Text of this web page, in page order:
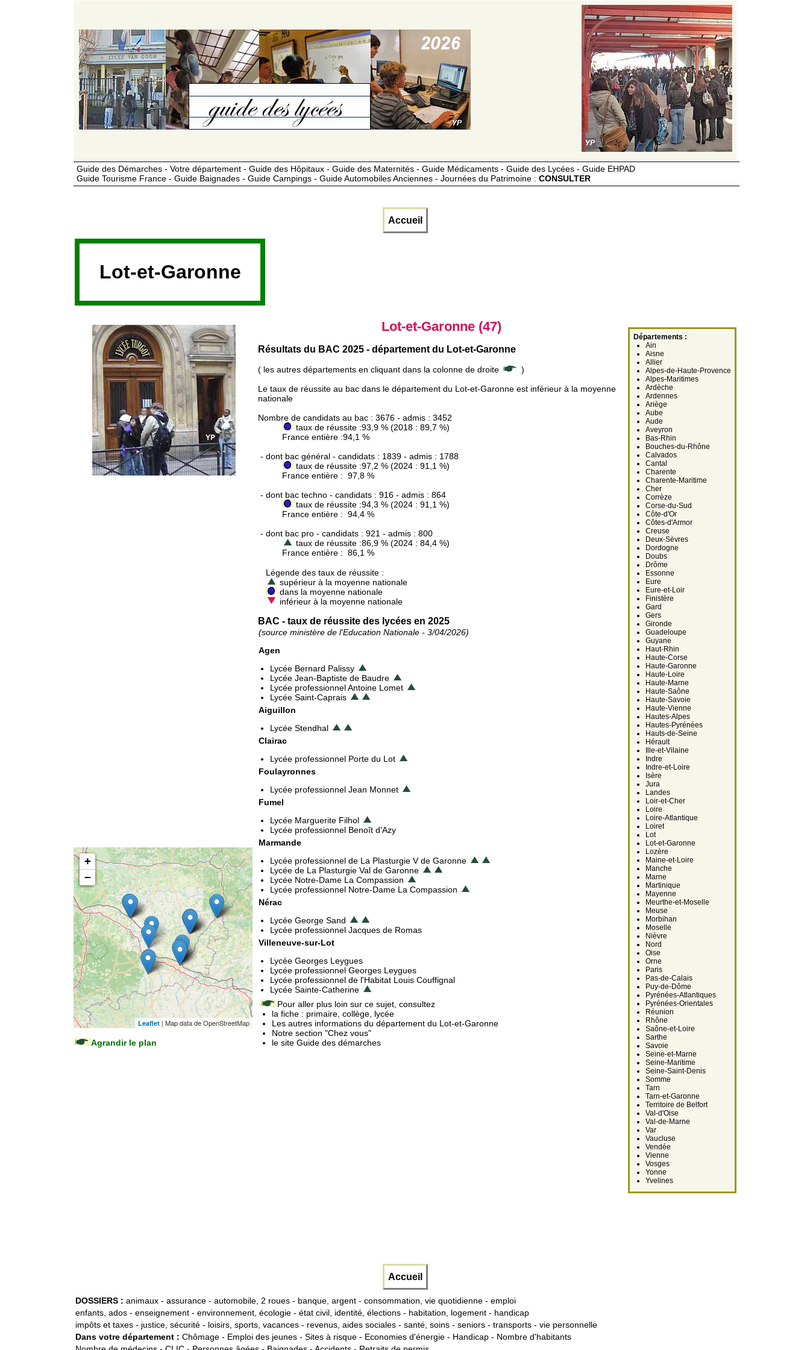
Guide des Démarches - Votre département - Guide des Hôpitaux - Guide des Maternités - Guide Médicaments - Guide des Lycées - Guide EHPAD
Guide Tourisme France - Guide Baignades - Guide Campings - Guide Automobiles Anciennes - Journées du Patrimoine : CONSULTER
Accueil
Lot-et-Garonne
+
−
Leaflet | Map data de OpenStreetMap
Agrandir le plan
Départements :
Ain
Aisne
Allier
Alpes-de-Haute-Provence
Alpes-Maritimes
Ardèche
Ardennes
Ariège
Aube
Aude
Aveyron
Bas-Rhin
Bouches-du-Rhône
Calvados
Cantal
Charente
Charente-Maritime
Cher
Corrèze
Corse-du-Sud
Côte-d'Or
Côtes-d'Armor
Creuse
Deux-Sèvres
Dordogne
Doubs
Drôme
Essonne
Eure
Eure-et-Loir
Finistère
Gard
Gers
Gironde
Guadeloupe
Guyane
Haut-Rhin
Haute-Corse
Haute-Garonne
Haute-Loire
Haute-Marne
Haute-Saône
Haute-Savoie
Haute-Vienne
Hautes-Alpes
Hautes-Pyrénées
Hauts-de-Seine
Hérault
Ille-et-Vilaine
Indre
Indre-et-Loire
Isère
Jura
Landes
Loir-et-Cher
Loire
Loire-Atlantique
Loiret
Lot
Lot-et-Garonne
Lozère
Maine-et-Loire
Manche
Marne
Martinique
Mayenne
Meurthe-et-Moselle
Meuse
Morbihan
Moselle
Nièvre
Nord
Oise
Orne
Paris
Pas-de-Calais
Puy-de-Dôme
Pyrénées-Atlantiques
Pyrénées-Orientales
Réunion
Rhône
Saône-et-Loire
Sarthe
Savoie
Seine-et-Marne
Seine-Maritime
Seine-Saint-Denis
Somme
Tarn
Tarn-et-Garonne
Territoire de Belfort
Val-d'Oise
Val-de-Marne
Var
Vaucluse
Vendée
Vienne
Vosges
Yonne
Yvelines
Lot-et-Garonne (47)
Résultats du BAC 2025 - département du Lot-et-Garonne
( les autres départements en cliquant dans la colonne de droite
)
Le taux de réussite au bac dans le département du Lot-et-Garonne est inférieur à la moyenne
nationale
Nombre de candidats au bac : 3676 - admis : 3452
taux de réussite :93,9 % (2018 : 89,7 %)
France entière :94,1 %
- dont bac général - candidats : 1839 - admis : 1788
taux de réussite :97,2 % (2024 : 91,1 %)
France entière : 97,8 %
- dont bac techno - candidats : 916 - admis : 864
taux de réussite :94,3 % (2024 : 91,1 %)
France entière : 94,4 %
- dont bac pro - candidats : 921 - admis : 800
taux de réussite :86,9 % (2024 : 84,4 %)
France entière : 86,1 %
Légende des taux de réussite :
supérieur à la moyenne nationale
dans la moyenne nationale
inférieur à la moyenne nationale
BAC - taux de réussite des lycées en 2025
(source ministère de l'Education Nationale - 3/04/2026)
Agen
Lycée Bernard Palissy
Lycée Jean-Baptiste de Baudre
Lycée professionnel Antoine Lomet
Lycée Saint-Caprais
Aiguillon
Lycée Stendhal
Clairac
Lycée professionnel Porte du Lot
Foulayronnes
Lycée professionnel Jean Monnet
Fumel
Lycée Marguerite Filhol
Lycée professionnel Benoît d'Azy
Marmande
Lycée professionnel de La Plasturgie V de Garonne
Lycée de La Plasturgie Val de Garonne
Lycée Notre-Dame La Compassion
Lycée professionnel Notre-Dame La Compassion
Nérac
Lycée George Sand
Lycée professionnel Jacques de Romas
Villeneuve-sur-Lot
Lycée Georges Leygues
Lycée professionnel Georges Leygues
Lycée professionnel de l'Habitat Louis Couffignal
Lycée Sainte-Catherine
Pour aller plus loin sur ce sujet, consultez
la fiche : primaire, collège, lycée
Les autres informations du département du Lot-et-Garonne
Notre section "Chez vous"
le site Guide des démarches
Accueil
DOSSIERS : animaux - assurance - automobile, 2 roues - banque, argent - consommation, vie quotidienne - emploi
enfants, ados - enseignement - environnement, écologie - état civil, identité, élections - habitation, logement - handicap
impôts et taxes - justice, sécurité - loisirs, sports, vacances - revenus, aides sociales - santé, soins - seniors - transports - vie personnelle
Dans votre département : Chômage - Emploi des jeunes - Sites à risque - Economies d'énergie - Handicap - Nombre d'habitants